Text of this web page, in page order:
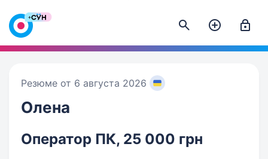
Резюме от 6 августа 2026
Олена
Оператор ПК, 25 000 грн